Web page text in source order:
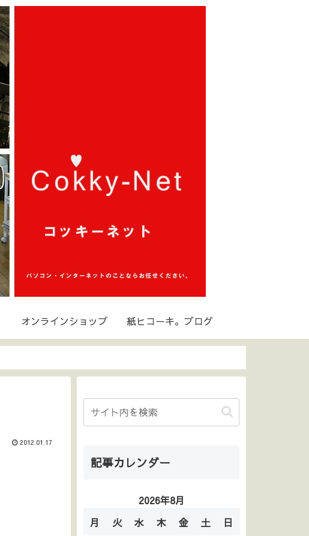
オンラインショップ 紙ヒコーキ。ブログ
2012.01.17
記事カレンダー
2026年8月
月
火 水 木 金 土
日